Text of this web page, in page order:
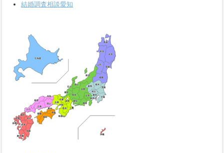
結婚調査相談愛知